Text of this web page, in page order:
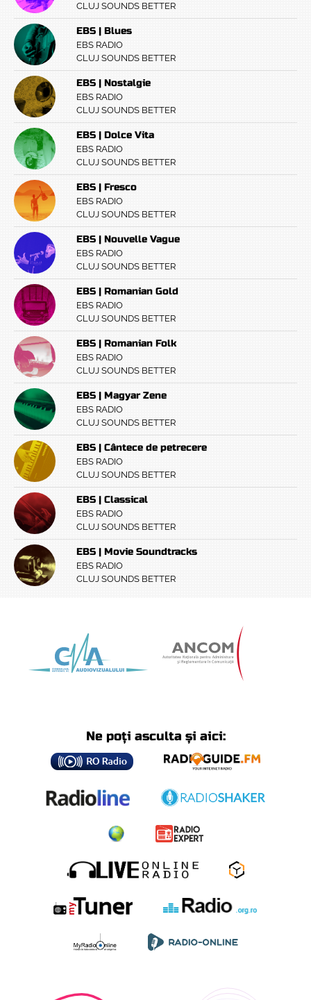
CLUJ SOUNDS BETTER
EBS | Blues
EBS RADIO
CLUJ SOUNDS BETTER
EBS | Nostalgie
EBS RADIO
CLUJ SOUNDS BETTER
EBS | Dolce Vita
EBS RADIO
CLUJ SOUNDS BETTER
EBS | Fresco
EBS RADIO
CLUJ SOUNDS BETTER
EBS | Nouvelle Vague
EBS RADIO
CLUJ SOUNDS BETTER
EBS | Romanian Gold
EBS RADIO
CLUJ SOUNDS BETTER
EBS | Romanian Folk
EBS RADIO
CLUJ SOUNDS BETTER
EBS | Magyar Zene
EBS RADIO
CLUJ SOUNDS BETTER
EBS | Cântece de petrecere
EBS RADIO
CLUJ SOUNDS BETTER
EBS | Classical
EBS RADIO
CLUJ SOUNDS BETTER
EBS | Movie Soundtracks
EBS RADIO
CLUJ SOUNDS BETTER
Ne poți asculta și aici: